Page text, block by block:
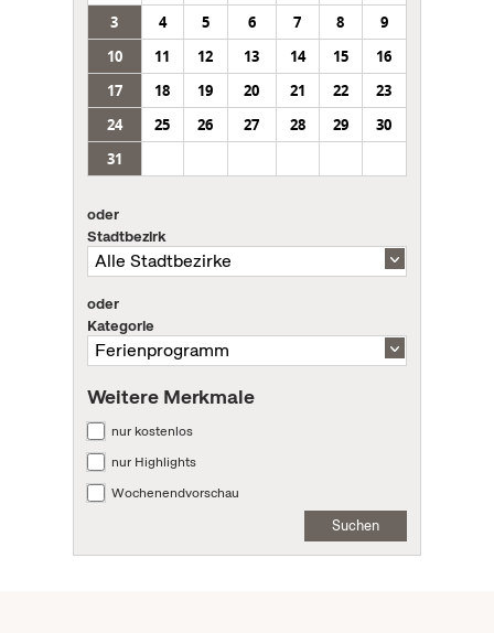
3
4 5 6 7 8
9
10
11 12 13 14 15
16
17
18 19 20 21 22
23
24
25 26 27 28 29
30
31
oder
Stadtbezirk
oder
Kategorie
Weitere Merkmale
nur kostenlos
nur Highlights
Wochenendvorschau
Suchen